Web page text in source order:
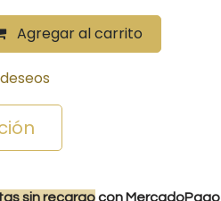
Agregar al carrito
sin recargocon MercadoPago